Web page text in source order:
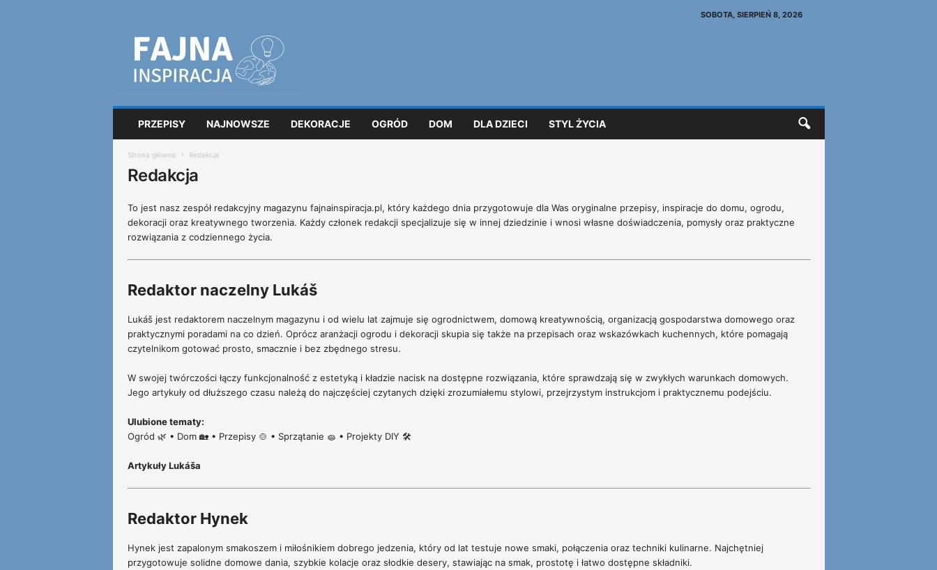
SOBOTA, SIERPIEŃ 8, 2026
PRZEPISY NAJNOWSZE DEKORACJE OGRÓD DOM DLA DZIECI STYL ŻYCIA
Strona główna Redakcja
Redakcja
To jest nasz zespół redakcyjny magazynu fajnainspiracja.pl, który każdego dnia przygotowuje dla Was oryginalne przepisy, inspiracje do domu, ogrodu,
dekoracji oraz kreatywnego tworzenia. Każdy członek redakcji specjalizuje się w innej dziedzinie i wnosi własne doświadczenia, pomysły oraz praktyczne
rozwiązania z codziennego życia.
Redaktor naczelny Lukáš
Lukáš jest redaktorem naczelnym magazynu i od wielu lat zajmuje się ogrodnictwem, domową kreatywnością, organizacją gospodarstwa domowego oraz
praktycznymi poradami na co dzień. Oprócz aranżacji ogrodu i dekoracji skupia się także na przepisach oraz wskazówkach kuchennych, które pomagają
czytelnikom gotować prosto, smacznie i bez zbędnego stresu.
W swojej twórczości łączy funkcjonalność z estetyką i kładzie nacisk na dostępne rozwiązania, które sprawdzają się w zwykłych warunkach domowych.
Jego artykuły od dłuższego czasu należą do najczęściej czytanych dzięki zrozumiałemu stylowi, przejrzystym instrukcjom i praktycznemu podejściu.
Ulubione tematy:
Ogród 🌿 • Dom 🏡 • Przepisy 🍲 • Sprzątanie 🧽 • Projekty DIY 🛠️
Artykuły Lukáša
Redaktor Hynek
Hynek jest zapalonym smakoszem i miłośnikiem dobrego jedzenia, który od lat testuje nowe smaki, połączenia oraz techniki kulinarne. Najchętniej
przygotowuje solidne domowe dania, szybkie kolacje oraz słodkie desery, stawiając na smak, prostotę i łatwo dostępne składniki.